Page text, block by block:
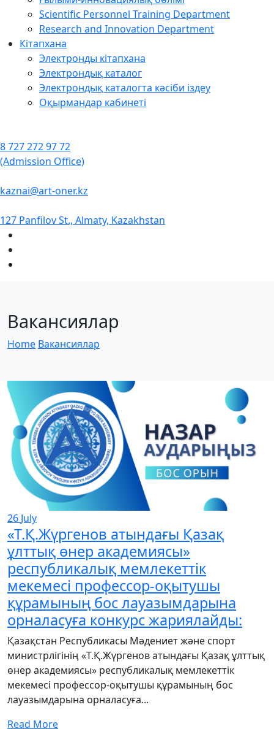
Scientific Personnel Training Department
Research and Innovation Department
Кітапхана
Электронды кітапхана
Электрондық каталог
Электрондық каталогта кәсіби іздеу
Оқырмандар кабинеті
8 727 272 97 72
(Admission Office)
kaznai@art-oner.kz
127 Panfilov St., Almaty, Kazakhstan
Вакансиялар
Home Вакансиялар
26 July
«Т.Қ.Жүргенов атындағы Қазақ
ұлттық өнер академиясы»
республикалық мемлекеттік
мекемесі профессор-оқытушы
құрамының бос лауазымдарына
орналасуға конкурс жариялайды:
Қазақстан Республикасы Мәдениет және спорт
министрлігінің «Т.Қ.Жүргенов атындағы Қазақ ұлттық
өнер академиясы» республикалық мемлекеттік
мекемесі профессор-оқытушы құрамының бос
лауазымдарына орналасуға...
Read More